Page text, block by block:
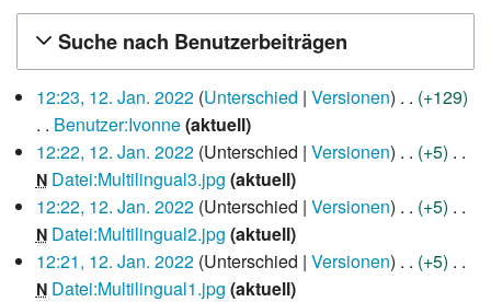
Suche nach Benutzerbeiträgen
12.
Januar
2022
12:23, 12. Jan. 2022 Unterschied Versionen
+129
Benutzer:Ivonne
K
e
i
n
e
B
aktuell
12:22, 12. Jan. 2022 Unterschied Versionen +5
N Datei:Multilingual3.jpg
K
e
i
n
aktuell
12:22, 12. Jan. 2022 Unterschied Versionen +5
N Datei:Multilingual2.jpg
K
e
aktuell
12:21, 12. Jan. 2022 Unterschied Versionen +5
N Datei:Multilingual1.jpg aktuell